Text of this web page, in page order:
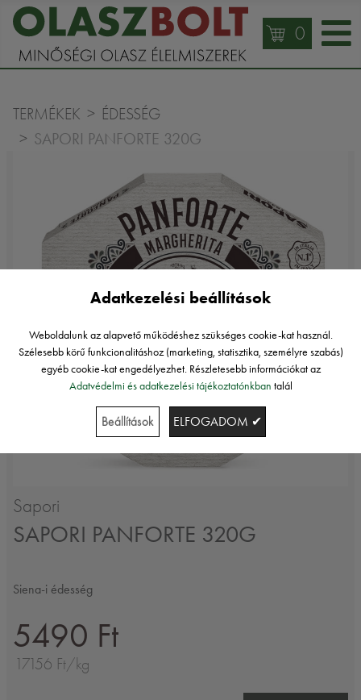
0
TERMÉKEK ÉDESSÉG
SAPORI PANFORTE 320G
Sapori
SAPORI PANFORTE 320G
Siena-i édesség
5490 Ft
17156 Ft/kg
Adatkezelési beállítások
Weboldalunk az alapvető működéshez szükséges cookie-kat használ.
Szélesebb körű funkcionalitáshoz (marketing, statisztika, személyre szabás)
egyéb cookie-kat engedélyezhet. Részletesebb információkat az
Adatvédelmi és adatkezelési tájékoztatónkban talál
Beállítások ELFOGADOM ✔